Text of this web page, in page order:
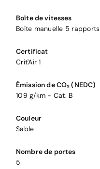
Boîte de vitesses
Boîte manuelle 5 rapports
Certificat
Crit'Air 1
Émission de CO₂ (NEDC)
109 g/km - Cat. B
Couleur
Sable
Nombre de portes
5